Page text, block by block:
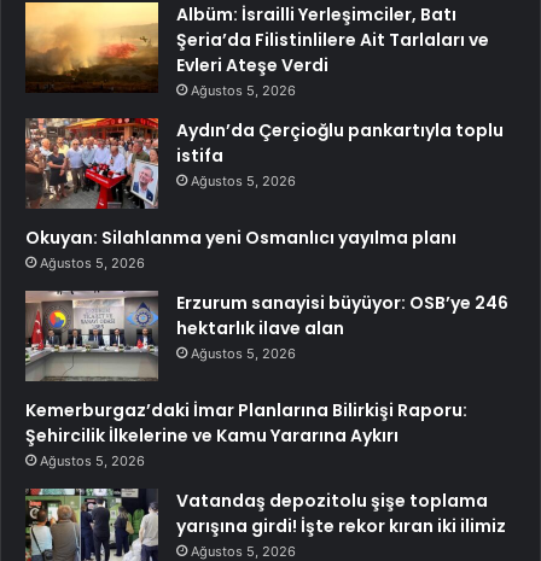
Albüm: İsrailli Yerleşimciler, Batı
Şeria’da Filistinlilere Ait Tarlaları ve
Evleri Ateşe Verdi
Ağustos 5, 2026
Aydın’da Çerçioğlu pankartıyla toplu
istifa
Ağustos 5, 2026
Okuyan: Silahlanma yeni Osmanlıcı yayılma planı
Ağustos 5, 2026
Erzurum sanayisi büyüyor: OSB’ye 246
hektarlık ilave alan
Ağustos 5, 2026
Kemerburgaz’daki İmar Planlarına Bilirkişi Raporu:
Şehircilik İlkelerine ve Kamu Yararına Aykırı
Ağustos 5, 2026
Vatandaş depozitolu şişe toplama
yarışına girdi! İşte rekor kıran iki ilimiz
Ağustos 5, 2026